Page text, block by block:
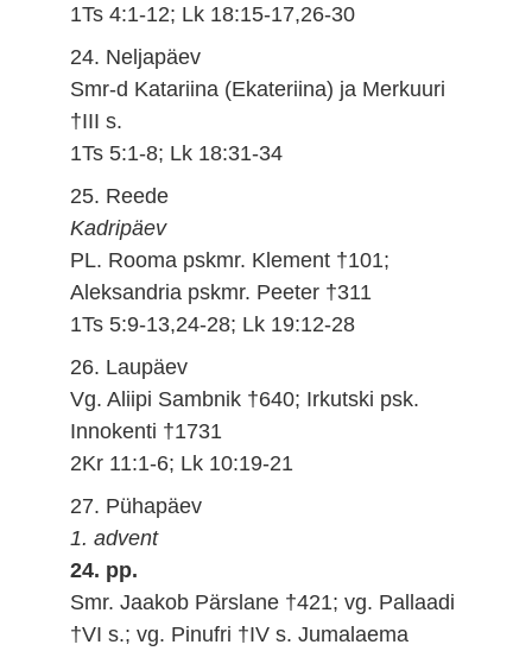
1Ts 4:1-12; Lk 18:15-17,26-30
24. Neljapäev
Smr-d Katariina (Ekateriina) ja Merkuuri
†III s.
1Ts 5:1-8; Lk 18:31-34
25. Reede
Kadripäev
PL. Rooma pskmr. Klement †101;
Aleksandria pskmr. Peeter †311
1Ts 5:9-13,24-28; Lk 19:12-28
26. Laupäev
Vg. Aliipi Sambnik †640; Irkutski psk.
Innokenti †1731
2Kr 11:1-6; Lk 10:19-21
27. Pühapäev
1. advent
24. pp.
Smr. Jaakob Pärslane †421; vg. Pallaadi
†VI s.; vg. Pinufri †IV s. Jumalaema